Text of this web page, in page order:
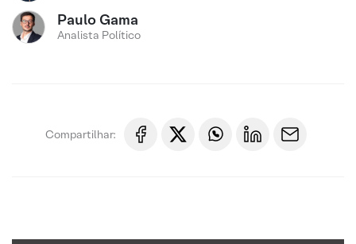
Paulo Gama
Analista Político
Compartilhar: